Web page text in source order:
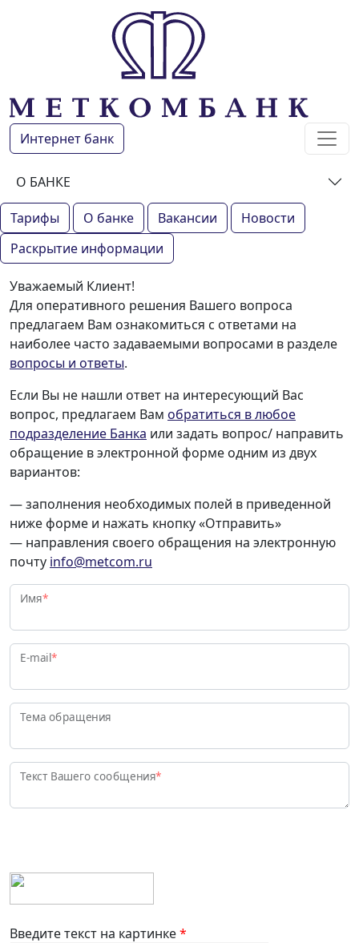
Интернет банк
О БАНКЕ
Тарифы О банке Вакансии
Новости
Раскрытие информации
Уважаемый Клиент!
Для оперативного решения Вашего вопроса
предлагаем Вам ознакомиться с ответами на
наиболее часто задаваемыми вопросами в разделе
вопросы и ответы.
Если Вы не нашли ответ на интересующий Вас
вопрос, предлагаем Вам обратиться в любое
подразделение Банка или задать вопрос/ направить
обращение в электронной форме одним из двух
вариантов:
— заполнения необходимых полей в приведенной
ниже форме и нажать кнопку «Отправить»
— направления своего обращения на электронную
почту info@metcom.ru
Имя*
E-mail*
Тема обращения
Текст Вашего сообщения*
Введите текст на картинке*